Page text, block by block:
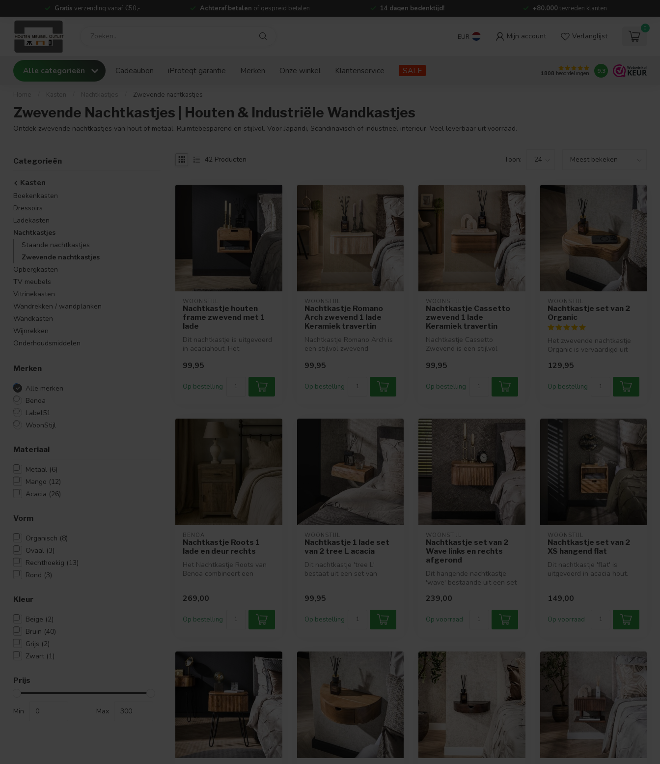
Gratis verzending vanaf €50,- Achteraf betalen of gespreid betalen 14 dagen bedenktijd! +80.000tevreden klanten
EUR Mijn account Verlanglijst
0
Alle categorieën Cadeaubon iProteqt garantie Merken Onze winkel Klantenservice SALE 1808 beoordelingen 9.3
Home Kasten Nachtkastjes Zwevende nachtkastjes
Zwevende Nachtkastjes | Houten & Industriële Wandkastjes
Ontdek zwevende nachtkastjes van hout of metaal. Ruimtebesparend en stijlvol. Voor Japandi, Scandinavisch of industrieel interieur. Veel leverbaar uit voorraad.
Categorieën
Kasten
Boekenkasten
Dressoirs
Ladekasten
Nachtkastjes
Staande nachtkastjes
Zwevende nachtkastjes
Opbergkasten
TV meubels
Vitrinekasten
Wandrekken / wandplanken
Wandkasten
Wijnrekken
Onderhoudsmiddelen
Merken
Alle merken
Benoa
Label51
WoonStijl
Materiaal
Metaal (6)
Mango (12)
Acacia (26)
Vorm
Organisch (8)
Ovaal (3)
Rechthoekig (13)
Rond (3)
Kleur
Beige (2)
Bruin (40)
Grijs (2)
Zwart (1)
Prijs
Min Max
42 Producten Toon:
WOONSTIJL
Nachtkastje houten
frame zwevend met 1
lade
Dit nachtkastje is uitgevoerd
in acaciahout. Het
middel v...
99,95
Op bestelling
WOONSTIJL
Nachtkastje Romano
Arch zwevend 1 lade
Keramiek travertin
Nachtkastje Romano Arch is
een stijlvol zwevend
volledige tr...
99,95
Op bestelling
WOONSTIJL
Nachtkastje Cassetto
zwevend 1 lade
Keramiek travertin
Nachtkastje Cassetto
Zwevend is een stijlvol
eikenhout...
99,95
Op bestelling
WOONSTIJL
Nachtkastje set van 2
Organic
Het zwevende nachtkastje
Organic is vervaardigd uit
afgewe...
129,95
Op bestelling
BENOA
Nachtkastje Roots 1
lade en deur rechts
Het Nachtkastje Roots van
Benoa combineert een
269,00
Op bestelling
WOONSTIJL
Nachtkastje 1 lade set
van 2 tree L acacia
Dit nachtkastje 'tree L'
bestaat uit een set van
99,95
Op bestelling
WOONSTIJL
Nachtkastje set van 2
Wave links en rechts
afgerond
Dit hangende nachtkastje
'wave' bestaande uit een set
239,00
Op voorraad
WOONSTIJL
Nachtkastje set van 2
XS hangend flat
Dit nachtkastje 'flat' is
uitgevoerd in acacia hout.
149,00
Op voorraad